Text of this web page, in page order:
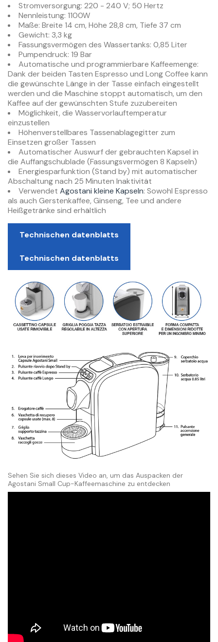
Stromversorgung: 220 - 240 V; 50 Hertz
Nennleistung: 1100W
Maße: Breite 14 cm, Höhe 28,8 cm, Tiefe 37 cm
Gewicht: 3,3 kg
Fassungsvermögen des Wassertanks: 0,85 Liter
Pumpendruck: 19 Bar
Automatische und programmierbare Kaffeemenge:
Dank der beiden Tasten Espresso und Long Coffee kann
die gewünschte Länge in der Tasse einfach eingestellt
werden und die Maschine stoppt automatisch, um den
Kaffee auf der gewünschten Stufe zuzubereiten
Möglichkeit, die Wasservorlauftemperatur
einzustellen
Höhenverstellbares Tassenablagegitter zum
Einsetzen großer Tassen
Automatischer Auswurf der gebrauchten Kapsel in
die Auffangschublade (Fassungsvermögen 8 Kapseln)
Energiesparfunktion (Stand by) mit automatischer
Abschaltung nach 25 Minuten Inaktivität
Verwendet Agostani kleine Kapseln: Sowohl Espresso
als auch Gerstenkaffee, Ginseng, Tee und andere
Heißgetränke sind erhältlich
Technischen datenblatts
Technischen datenblatts
Sehen Sie sich dieses Video an, um das Auspacken der
Agostani Small Cup-Kaffeemaschine zu entdecken